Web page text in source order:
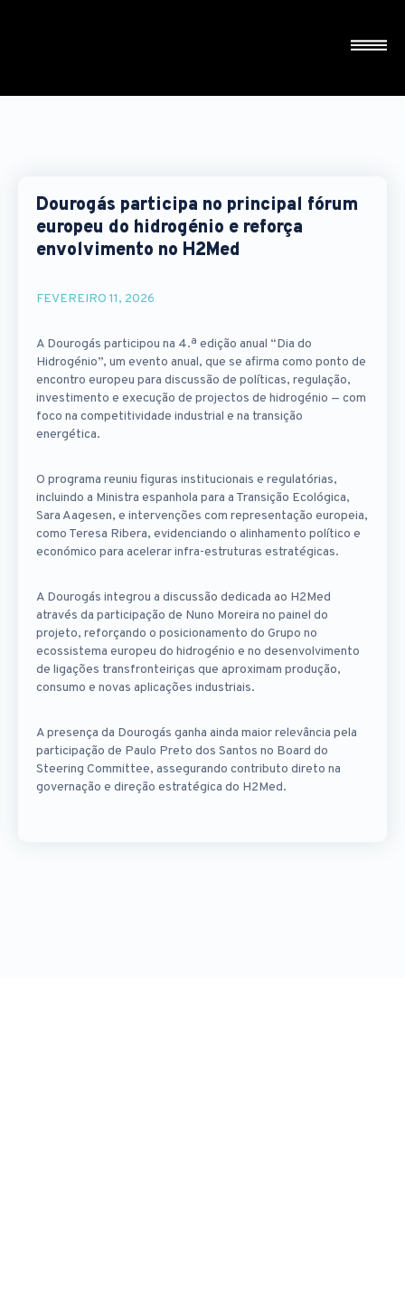
Dourogás participa no principal fórum
europeu do hidrogénio e reforça
envolvimento no H2Med
FEVEREIRO 11, 2026
A Dourogás participou na 4.ª edição anual “Dia do
Hidrogénio”, um evento anual, que se afirma como ponto de
encontro europeu para discussão de políticas, regulação,
investimento e execução de projectos de hidrogénio — com
foco na competitividade industrial e na transição
energética.
O programa reuniu figuras institucionais e regulatórias,
incluindo a Ministra espanhola para a Transição Ecológica,
Sara Aagesen, e intervenções com representação europeia,
como Teresa Ribera, evidenciando o alinhamento político e
económico para acelerar infra-estruturas estratégicas.
A Dourogás integrou a discussão dedicada ao H2Med
através da participação de Nuno Moreira no painel do
projeto, reforçando o posicionamento do Grupo no
ecossistema europeu do hidrogénio e no desenvolvimento
de ligações transfronteiriças que aproximam produção,
consumo e novas aplicações industriais.
A presença da Dourogás ganha ainda maior relevância pela
participação de Paulo Preto dos Santos no Board do
Steering Committee, assegurando contributo direto na
governação e direção estratégica do H2Med.